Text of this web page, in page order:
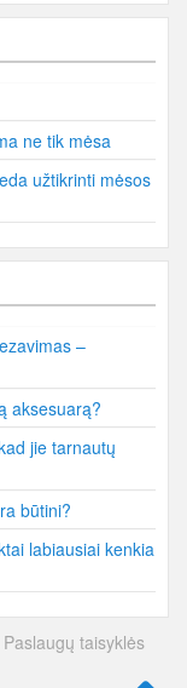
ne tik mėsa
užtikrinti mėsos
–
aksesuarą?
jie tarnautų
būtini?
labiausiai kenkia
Paslaugų taisyklės